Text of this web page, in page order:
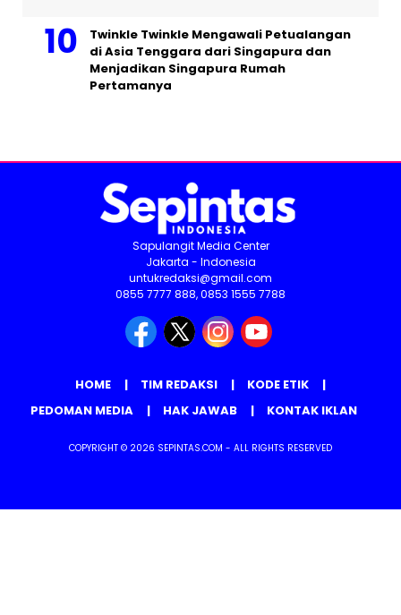
Twinkle Twinkle Mengawali Petualangan
di Asia Tenggara dari Singapura dan
Menjadikan Singapura Rumah
Pertamanya
Sapulangit Media Center
Jakarta - Indonesia
untukredaksi@gmail.com
0855 7777 888, 0853 1555 7788
HOME TIM REDAKSI
KODE ETIK
PEDOMAN MEDIA
HAK JAWAB KONTAK IKLAN
COPYRIGHT © 2026 SEPINTAS.COM - ALL RIGHTS RESERVED